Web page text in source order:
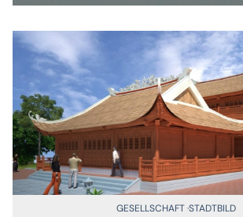
GESELLSCHAFT STADTBILD